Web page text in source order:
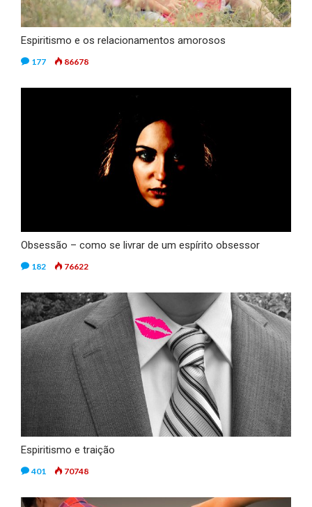
Espiritismo e os relacionamentos amorosos
177 86678
Obsessão – como se livrar de um espírito obsessor
182 76622
Espiritismo e traição
401 70748